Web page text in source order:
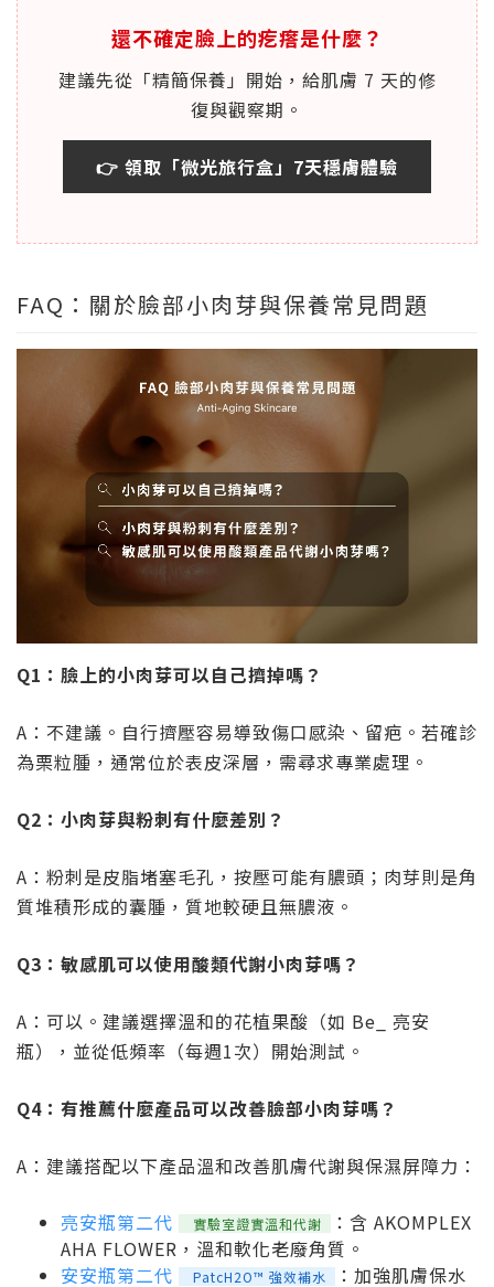
還不確定臉上的疙瘩是什麼？
建議先從「精簡保養」開始，給肌膚 7 天的修
復與觀察期。
👉 領取「微光旅行盒」7天穩膚體驗
FAQ：關於臉部小肉芽與保養常見問題
Q1：臉上的小肉芽可以自己擠掉嗎？
A：不建議。自行擠壓容易導致傷口感染、留疤。若確診
為栗粒腫，通常位於表皮深層，需尋求專業處理。
Q2：小肉芽與粉刺有什麼差別？
A：粉刺是皮脂堵塞毛孔，按壓可能有膿頭；肉芽則是角
質堆積形成的囊腫，質地較硬且無膿液。
Q3：敏感肌可以使用酸類代謝小肉芽嗎？
A：可以。建議選擇溫和的花植果酸（如 Be_ 亮安
瓶），並從低頻率（每週1次）開始測試。
Q4：有推薦什麼產品可以改善臉部小肉芽嗎？
A：建議搭配以下產品溫和改善肌膚代謝與保濕屏障力：
亮安瓶第二代 實驗室證實溫和代謝
：含 AKOMPLEX
AHA FLOWER，溫和軟化老廢角質。
安安瓶第二代
PatcH2O™ 強效補水
：加強肌膚保水